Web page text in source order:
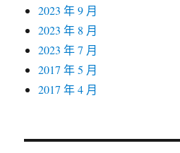
2023 年 9 月
2023 年 8 月
2023 年 7 月
2017 年 5 月
2017 年 4 月